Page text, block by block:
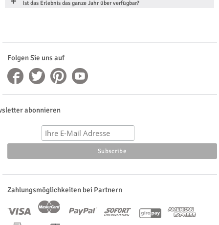
Ist das Erlebnis das ganze Jahr über verfügbar?
Folgen Sie uns auf
abonnieren
Zahlungsmöglichkeiten bei Partnern